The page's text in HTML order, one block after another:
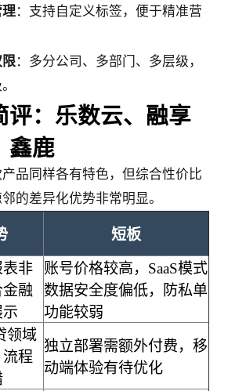
：支持自定义标签，便于精准营
：多分公司、多部门、多层级，
评：乐数云、融享
鑫鹿
品同样各有特色，但综合性价比
的差异化优势非常明显。
短板
表非
融
账号价格较高，SaaS模式
数据安全度偏低，防私单
功能较弱
领域
程
独立部署需额外付费，移
动端体验有待优化